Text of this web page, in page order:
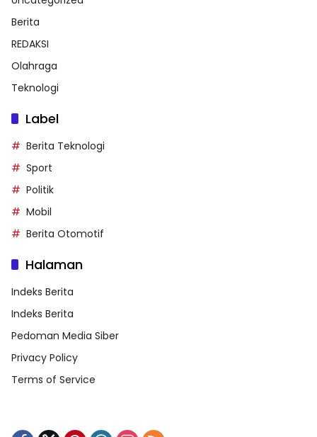
Berita
REDAKSI
Olahraga
Teknologi
Label
Berita Teknologi
Sport
Politik
Mobil
Berita Otomotif
Halaman
Indeks Berita
Indeks Berita
Pedoman Media Siber
Privacy Policy
Terms of Service